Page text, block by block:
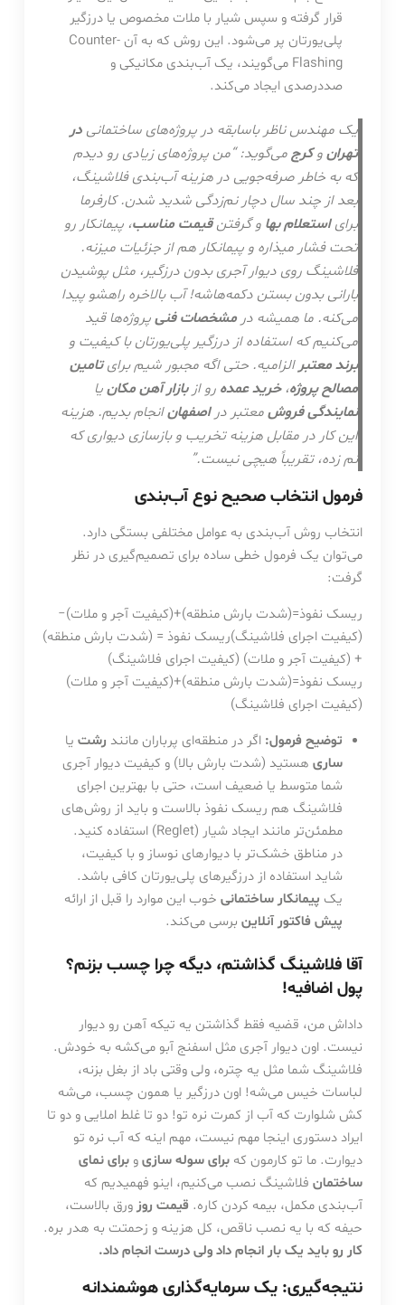
قرار گرفته و سپس شیار با ملات مخصوص یا درزگیر
پلی‌یورتان پر می‌شود. این روش که به آن Counter-
Flashing می‌گویند، یک آب‌بندی مکانیکی و
صددرصدی ایجاد می‌کند.
یک مهندس ناظر باسابقه در پروژه‌های ساختمانی در
تهرانوکرجمی‌گوید: “من پروژه‌های زیادی رو دیدم
که به خاطر صرفه‌جویی در هزینه آب‌بندی فلاشینگ،
بعد از چند سال دچار نم‌زدگی شدید شدن. کارفرما
برایاستعلام بها و گرفتنقیمت مناسب، پیمانکار رو
تحت فشار میذاره و پیمانکار هم از جزئیات میزنه.
فلاشینگ روی دیوار آجری بدون درزگیر، مثل پوشیدن
بارانی بدون بستن دکمه‌هاشه! آب بالاخره راهشو پیدا
می‌کنه. ما همیشه در مشخصات فنیپروژه‌ها قید
می‌کنیم که استفاده از درزگیر پلی‌یورتان با کیفیت و
برند معتبرالزامیه. حتی اگه مجبور شیم برایتامین
مصالح پروژه،خرید عمده رو ازبازار آهن مکانیا
نمایندگی فروشمعتبر دراصفهانانجام بدیم. هزینه
این کار در مقابل هزینه تخریب و بازسازی دیواری که
نم زده، تقریباً هیچی نیست.”
فرمول انتخاب صحیح نوع آب‌بندی
انتخاب روش آب‌بندی به عوامل مختلفی بستگی دارد.
می‌توان یک فرمول خطی ساده برای تصمیم‌گیری در نظر
گرفت:
ریسک نفوذ=(شدت بارش منطقه)+(کیفیت آجر و ملات)−
(کیفیت اجرای فلاشینگ)ریسک نفوذ = (شدت بارش منطقه)
+ (کیفیت آجر و ملات) (کیفیت اجرای فلاشینگ)
ریسک نفوذ=
(شدت بارش منطقه)
+
(کیفیت آجر و ملات)
(کیفیت اجرای فلاشینگ)
توضیح فرمول: اگر در منطقه‌ای پرباران مانند رشت یا
ساری هستید (شدت بارش بالا) و کیفیت دیوار آجری
شما متوسط یا ضعیف است، حتی با بهترین اجرای
فلاشینگ هم ریسک نفوذ بالاست و باید از روش‌های
مطمئن‌تر مانند ایجاد شیار (Reglet) استفاده کنید.
در مناطق خشک‌تر با دیوارهای نوساز و با کیفیت،
شاید استفاده از درزگیرهای پلی‌یورتان کافی باشد.
یک پیمانکار ساختمانی خوب این موارد را قبل از ارائه
پیش فاکتور آنلاین برسی می‌کند.
آقا فلاشینگ گذاشتم، دیگه چرا چسب بزنم؟
پول اضافیه!
داداش من، قضیه فقط گذاشتن یه تیکه آهن رو دیوار
نیست. اون دیوار آجری مثل اسفنج آبو می‌کشه به خودش.
فلاشینگ شما مثل یه چتره، ولی وقتی باد از بغل بزنه،
لباسات خیس می‌شه! اون درزگیر یا همون چسب، می‌شه
کش شلوارت که آب از کمرت نره تو! دو تا غلط املایی و دو تا
ایراد دستوری اینجا مهم نیست، مهم اینه که آب نره تو
دیوارت. ما تو کارمون که برای سوله سازیو برای نمای
ساختمانفلاشینگ نصب می‌کنیم، اینو فهمیدیم که
آب‌بندی مکمل، بیمه کردن کاره. قیمت روزورق بالاست،
حیفه که با یه نصب ناقص، کل هزینه و زحمتت به هدر بره.
کار رو باید یک بار انجام داد ولی درست انجام داد.
نتیجه‌گیری: یک سرمایه‌گذاری هوشمندانه